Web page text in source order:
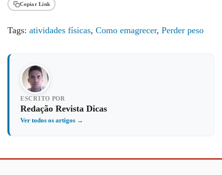
Copiar Link
Tags: atividades físicas, Como emagrecer, Perder peso
ESCRITO POR
Redação Revista Dicas
Ver todos os artigos →